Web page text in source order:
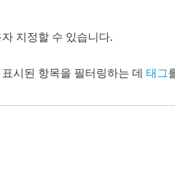
지정할 수 있습니다.
시된 항목을 필터링하는 데 태그